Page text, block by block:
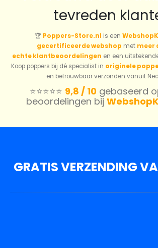
tevreden
🏆 Poppers-Store.nl is een
gecertificeerde webshop met meer
echte klantbeoordelingen en een
Koop poppers bij dé specialist in originele
en betrouwbaar verzonden vanuit
⭐️⭐️⭐️⭐️⭐️ 9,8 / 10gebaseerd
beoordelingen bij
GRATIS VERZENDING